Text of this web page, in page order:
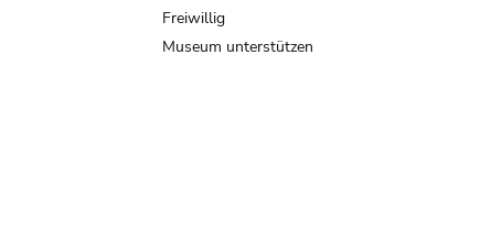
Freiwillig
Museum unterstützen